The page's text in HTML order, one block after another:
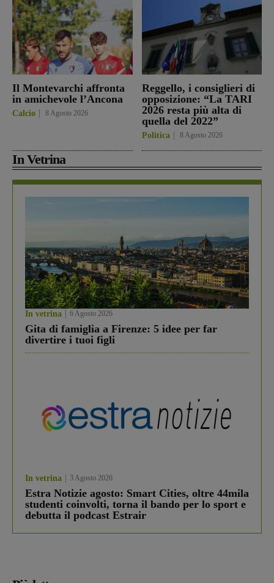
Il Montevarchi affronta
in amichevole l’Ancona
Calcio 8 Agosto 2026
Reggello, i consiglieri di
opposizione: “La TARI
2026 resta più alta di
quella del 2022”
Politica 8 Agosto 2026
In Vetrina
In vetrina 6 Agosto 2026
Gita di famiglia a Firenze: 5 idee per far
divertire i tuoi figli
In vetrina 3 Agosto 2026
Estra Notizie agosto: Smart Cities, oltre 44mila
studenti coinvolti, torna il bando per lo sport e
debutta il podcast Estrair